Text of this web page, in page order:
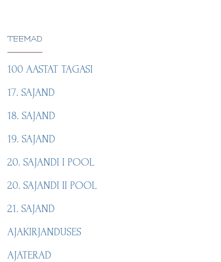
TEEMAD
100 AASTAT TAGASI
17. SAJAND
18. SAJAND
19. SAJAND
20. SAJANDI I POOL
20. SAJANDI II POOL
21. SAJAND
AJAKIRJANDUSES
AJATERAD